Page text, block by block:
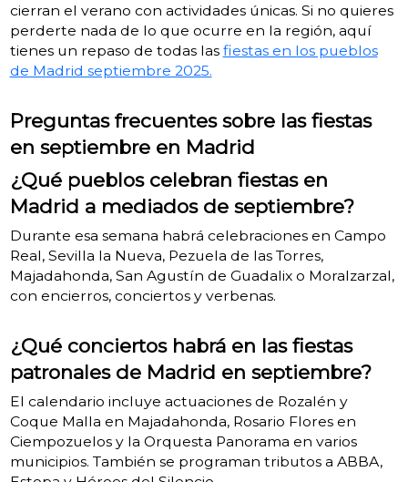
cierran el verano con actividades únicas. Si no quieres
perderte nada de lo que ocurre en la región, aquí
tienes un repaso de todas las fiestas en los pueblos
de Madrid septiembre 2025.
Preguntas frecuentes sobre las fiestas
en septiembre en Madrid
¿Qué pueblos celebran fiestas en
Madrid a mediados de septiembre?
Durante esa semana habrá celebraciones en Campo
Real, Sevilla la Nueva, Pezuela de las Torres,
Majadahonda, San Agustín de Guadalix o Moralzarzal,
con encierros, conciertos y verbenas.
¿Qué conciertos habrá en las fiestas
patronales de Madrid en septiembre?
El calendario incluye actuaciones de Rozalén y
Coque Malla en Majadahonda, Rosario Flores en
Ciempozuelos y la Orquesta Panorama en varios
municipios. También se programan tributos a ABBA,